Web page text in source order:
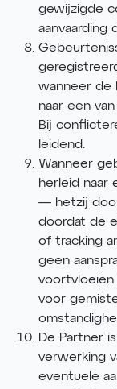
gewijzigde
aanvaarding
wanneer de
naar een
Bij
leidend.
Wanneer
herleid naar
— hetzij
doordat de
of tracking
geen
voor
De Partner
verwerking
eventuele